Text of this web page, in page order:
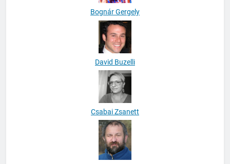
Bognár Gergely
David Buzelli
Csabai Zsanett